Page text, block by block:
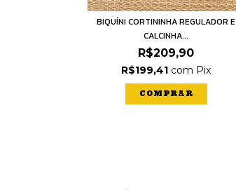
BIQUÍNI CORTININHA REGULADOR E
CALCINHA...
R$209,90
R$199,41 com Pix
COMPRAR